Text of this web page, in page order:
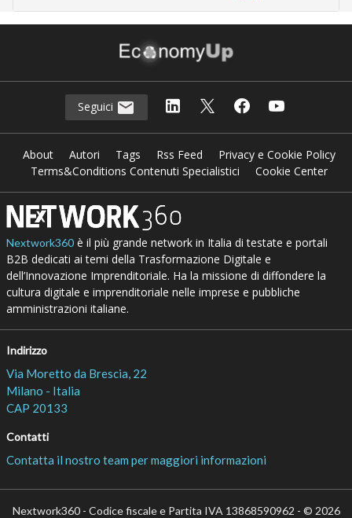
Seguici
About Autori Tags Rss Feed
Privacy e Cookie Policy
Terms&Conditions Contenuti Specialistici
Cookie Center
Nextwork360è il più grande network in Italia di testate e portali
B2B dedicati ai temi della Trasformazione Digitale e
dell’Innovazione Imprenditoriale. Ha la missione di diffondere la
cultura digitale e imprenditoriale nelle imprese e pubbliche
amministrazioni italiane.
Indirizzo
Via Moretto da Brescia, 22
Milano - Italia
CAP 20133
Contatti
Contatta il nostro team per maggiori informazioni
Nextwork360 - Codice fiscale e Partita IVA 13868590962 - © 2026